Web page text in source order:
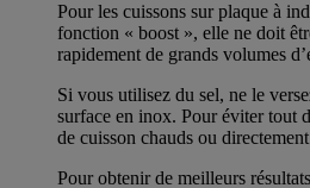
Pour les cuissons sur plaque à
fonction « boost », elle ne doit
rapidement de grands volumes
Si vous utilisez du sel, ne le
surface en inox. Pour éviter tout
de cuisson chauds ou
Pour obtenir de meilleurs